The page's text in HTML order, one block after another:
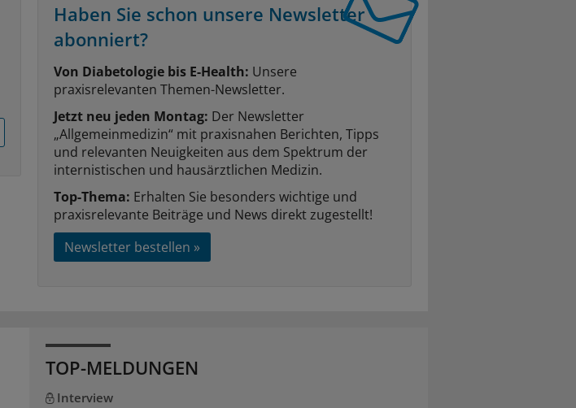
Haben Sie schon unsere Newsletter
abonniert?
Von Diabetologie bis E-Health: Unsere
praxisrelevanten Themen-Newsletter.
Jetzt neu jeden Montag: Der Newsletter
„Allgemeinmedizin“ mit praxisnahen Berichten, Tipps
und relevanten Neuigkeiten aus dem Spektrum der
internistischen und hausärztlichen Medizin.
Top-Thema: Erhalten Sie besonders wichtige und
praxisrelevante Beiträge und News direkt zugestellt!
Newsletter bestellen »
TOP-MELDUNGEN
Interview